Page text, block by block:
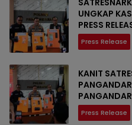
UNGKAP
PRESS
Press Release
KANIT
PRESS
PIDANA
Press Release